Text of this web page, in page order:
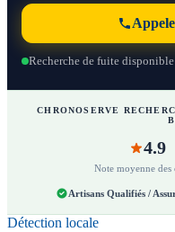
Recherche de fuite
CHRONOSERVE
4.9
Note moyenne des
Artisans Qualifiés /
Détection locale